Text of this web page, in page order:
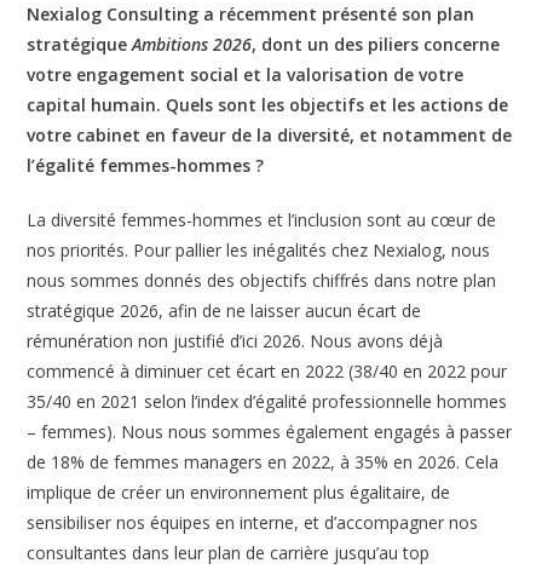
Nexialog Consulting a récemment présenté son plan
stratégiqueAmbitions 2026, dont un des piliers concerne
votre engagement social et la valorisation de votre
capital humain. Quels sont les objectifs et les actions de
votre cabinet en faveur de la diversité, et notamment de
l’égalité femmes-hommes ?
La diversité femmes-hommes et l’inclusion sont au cœur de
nos priorités. Pour pallier les inégalités chez Nexialog, nous
nous sommes donnés des objectifs chiffrés dans notre plan
stratégique 2026, afin de ne laisser aucun écart de
rémunération non justifié d’ici 2026. Nous avons déjà
commencé à diminuer cet écart en 2022 (38/40 en 2022 pour
35/40 en 2021 selon l’index d’égalité professionnelle hommes
– femmes). Nous nous sommes également engagés à passer
de 18% de femmes managers en 2022, à 35% en 2026. Cela
implique de créer un environnement plus égalitaire, de
sensibiliser nos équipes en interne, et d’accompagner nos
consultantes dans leur plan de carrière jusqu’au top